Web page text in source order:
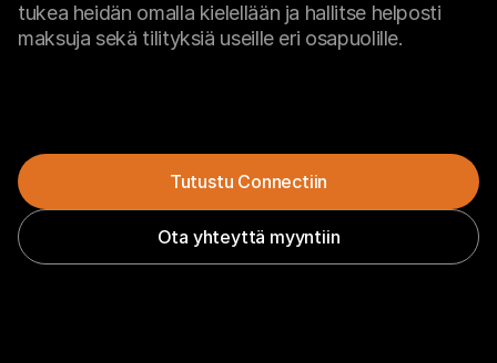
tukea heidän omalla kielellään ja hallitse helposti
maksuja sekä tilityksiä useille eri osapuolille.
Tutustu Connectiin
Ota yhteyttä myyntiin